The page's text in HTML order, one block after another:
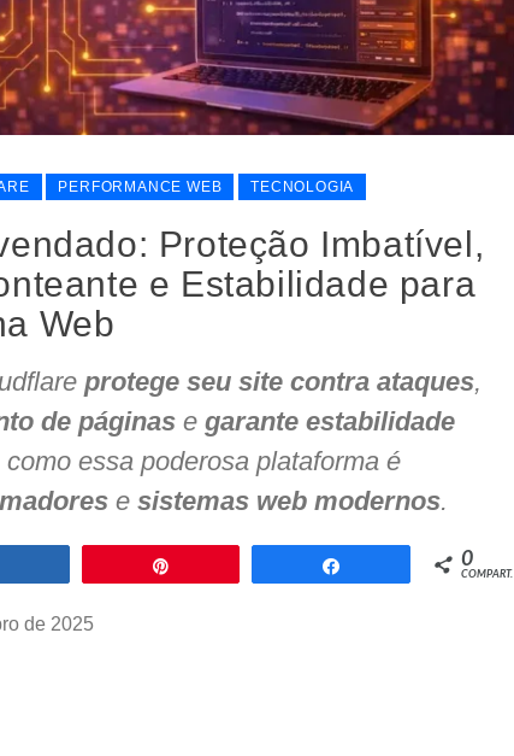
PERFORMANCE WEB TECNOLOGIA
Proteção Imbatível,
e Estabilidade para
Web
protege seu site contra ataques,
de páginas e garante estabilidade
essa poderosa plataforma é
e sistemas web modernos.
Compartilhar 0
COMPART.
de 2025